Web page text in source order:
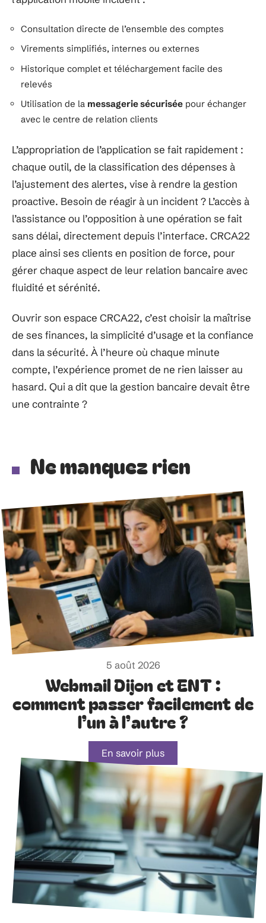
Consultation directe de l’ensemble des comptes
Virements simplifiés, internes ou externes
Historique complet et téléchargement facile des
relevés
Utilisation de la messagerie sécurisée pour échanger
avec le centre de relation clients
L’appropriation de l’application se fait rapidement :
chaque outil, de la classification des dépenses à
l’ajustement des alertes, vise à rendre la gestion
proactive. Besoin de réagir à un incident ? L’accès à
l’assistance ou l’opposition à une opération se fait
sans délai, directement depuis l’interface. CRCA22
place ainsi ses clients en position de force, pour
gérer chaque aspect de leur relation bancaire avec
fluidité et sérénité.
Ouvrir son espace CRCA22, c’est choisir la maîtrise
de ses finances, la simplicité d’usage et la confiance
dans la sécurité. À l’heure où chaque minute
compte, l’expérience promet de ne rien laisser au
hasard. Qui a dit que la gestion bancaire devait être
une contrainte ?
Ne manquez rien
5 août 2026
Webmail Dijon et ENT :
comment passer facilement de
l’un à l’autre ?
En savoir plus